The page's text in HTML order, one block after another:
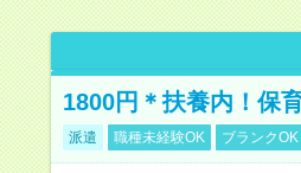
1800円＊扶養内！保
派遣 職種未経験OK ブランクOK